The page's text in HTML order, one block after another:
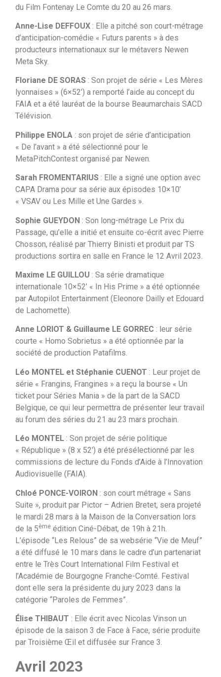
du Film Fontenay Le Comte du 20 au 26 mars.
Anne-Lise DEFFOUX: Elle a pitché son court-métrage
d’anticipation-comédie « Futurs parents » à des
producteurs internationaux sur le métavers Newen
Meta Sky.
Floriane DE SORAS: Son projet de série « Les Mères
lyonnaises » (6×52’) a remporté l’aide au concept du
FAIA et a été lauréat de la bourse Beaumarchais SACD
Télévision.
Philippe ENOLA: son projet de série d’anticipation
« De l’avant » a été sélectionné pour le
MetaPitchContest organisé par Newen.
Sarah FROMENTARIUS : Elle a signé une option avec
CAPA Drama pour sa série aux épisodes 10×10’
« VSAV ou Les Mille et Une Gardes ».
Sophie GUEYDON: Son long-métrage Le Prix du
Passage, qu’elle a initié et ensuite co-écrit avec Pierre
Chosson, réalisé par Thierry Binisti et produit par TS
productions sortira en salle en France le 12 Avril 2023.
Maxime LE GUILLOU: Sa série dramatique
internationale 10×52’ « In His Prime » a été optionnée
par Autopilot Entertainment (Eleonore Dailly et Edouard
de Lachomette).
Anne LORIOT & Guillaume LE GORREC : leur série
courte « Homo Sobrietus » a été optionnée par la
société de production Patafilms.
Léo MONTEL et Stéphanie CUENOT: Leur projet de
série « Frangins, Frangines » a reçu la bourse « Un
ticket pour Séries Mania » de la part de la SACD
Belgique, ce qui leur permettra de présenter leur travail
au forum des séries du 21 au 23 mars prochain.
Léo MONTEL: Son projet de série politique
« République » (8 x 52′) a été présélectionné par les
commissions de lecture du Fonds d’Aide à l’Innovation
Audiovisuelle (FAIA).
Chloé PONCE-VOIRON : son court métrage « Sans
Suite », produit par Pictor – Adrien Bretet, sera projeté
le mardi 28 mars à la Maison de la Conversation lors
de la 5ème édition Ciné-Débat, de 19h à 21h.
L’épisode “Les Relous” de sa websérie “Vie de Meuf”
a été diffusé le 10 mars dans le cadre d’un partenariat
entre le Très Court International Film Festival et
l’Académie de Bourgogne Franche-Comté. Festival
dont elle sera la présidente du jury 2023 dans la
catégorie “Paroles de Femmes”.
Élise THIBAUT: Elle écrit avec Nicolas Vinson un
épisode de la saison 3 de Face à Face, série produite
par Troisième Œil et diffusée sur France 3.
Avril 2023